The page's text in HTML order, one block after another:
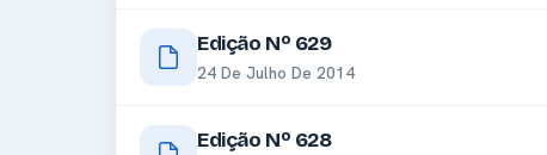
Edição Nº 629
24 De Julho De 2014
Edição Nº 628